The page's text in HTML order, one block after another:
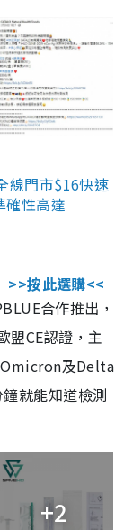
線門市$16快速
確性高達
>>按此選購<<
合作推出，
盟CE認證，主
Omicron及Delta
就能知道檢測
+2